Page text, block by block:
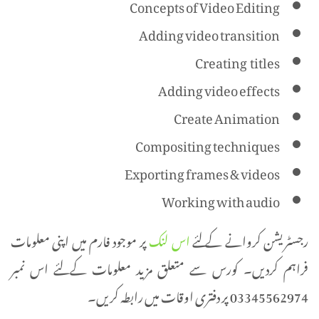
Adding video transition
Creating titles
Adding video effects
Create Animation
Compositing techniques
Exporting frames & videos
Working with audio
رجسٹریشن کروانے کے لئےاس لنکپر موجود فارم میں اپنی معلومات
فراہم کردیں۔ کورس سے متعلق مزید معلومات کے لئے اس نمبر
03345562974 پر دفتری اوقات میں رابطہ کریں۔